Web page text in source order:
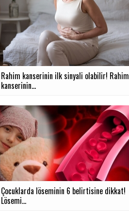
Rahim kanserinin ilk sinyali olabilir! Rahim
kanserinin...
Çocuklarda löseminin 6 belirtisine dikkat!
Lösemi...